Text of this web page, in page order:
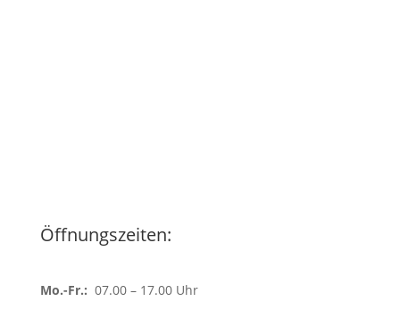
Öffnungszeiten:
Mo.-Fr.: 07.00 – 17.00 Uhr